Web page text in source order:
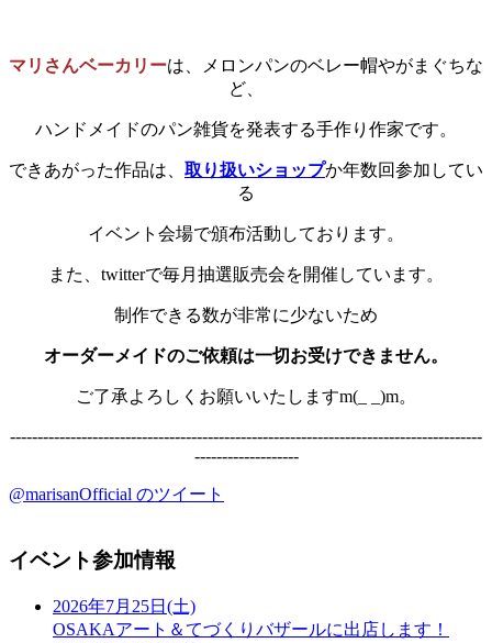
マリさんベーカリーは、メロンパンのベレー帽やがまぐちな
ど、
ハンドメイドのパン雑貨を発表する手作り作家です。
できあがった作品は、 取り扱いショップか年数回参加してい
る
イベント会場で頒布活動しております。
また、twitterで毎月抽選販売会を開催しています。
制作できる数が非常に少ないため
オーダーメイドのご依頼は一切お受けできません。
ご了承よろしくお願いいたしますm(_ _)m。
--------------------------------------------------------------------------------------
-------------------
@marisanOfficial のツイート
イベント参加情報
2026年7月25日(土)
OSAKAアート＆てづくりバザールに出店します！